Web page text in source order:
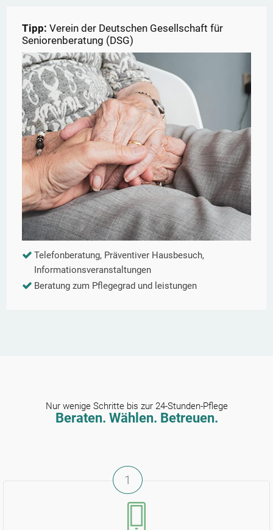
Tipp: Verein der Deutschen Gesellschaft für
Seniorenberatung (DSG)
Telefonberatung, Präventiver Hausbesuch,
Informationsveranstaltungen
Beratung zum Pflegegrad und leistungen
Nur wenige Schritte bis zur 24-Stunden-Pflege
Beraten. Wählen. Betreuen.
1